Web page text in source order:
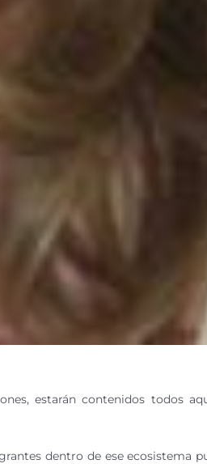
estarán contenidos todos
dentro de ese ecosistema